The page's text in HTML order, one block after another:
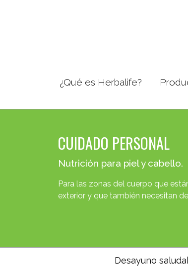
¿Qué es Herbalife? (current)
CUIDADO PERSONAL
Nutrición para piel y cabello.
Para las zonas del cuerpo que
exterior y que también necesitan
Desayuno